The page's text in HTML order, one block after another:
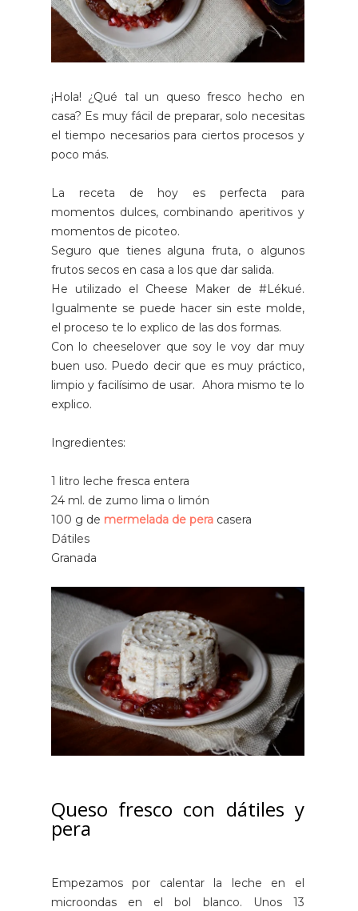
¡Hola! ¿Qué tal un queso fresco hecho en
casa? Es muy fácil de preparar, solo necesitas
el tiempo necesarios para ciertos procesos y
poco más.
La receta de hoy es perfecta para
momentos dulces, combinando aperitivos y
momentos de picoteo.
Seguro que tienes alguna fruta, o algunos
frutos secos en casa a los que dar salida.
He utilizado el Cheese Maker de #Lékué.
Igualmente se puede hacer sin este molde,
el proceso te lo explico de las dos formas.
Con lo cheeselover que soy le voy dar muy
buen uso. Puedo decir que es muy práctico,
limpio y facilísimo de usar. Ahora mismo te lo
explico.
Ingredientes:
1 litro leche fresca entera
24 ml. de zumo lima o limón
100 g de mermelada de pera casera
Dátiles
Granada
Queso fresco con dátiles y
pera
Empezamos por calentar la leche en el
microondas en el bol blanco. Unos 13